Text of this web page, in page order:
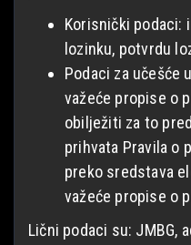
Korisnički podaci:
lozinku, potvrdu
Podaci za učešće
važeće propise o
obilježiti za to
prihvata Pravila o
preko sredstava
važeće propise o
Lični podaci su: JMBG,